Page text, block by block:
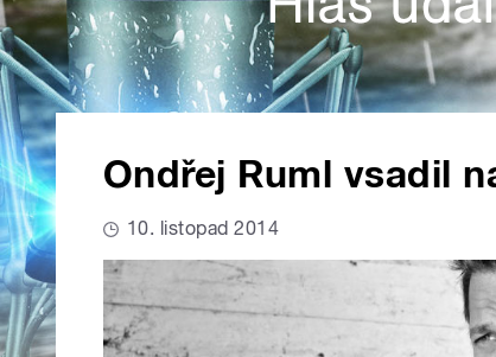
Ondřej Ruml vsadil
10. listopad 2014